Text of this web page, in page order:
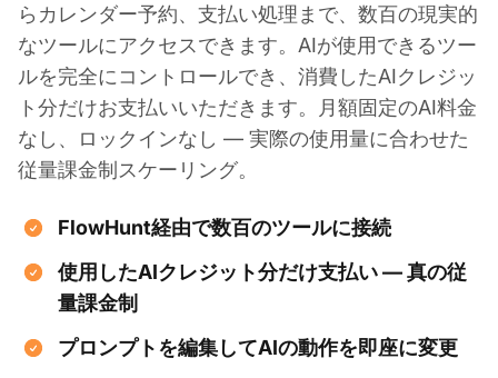
らカレンダー予約、支払い処理まで、数百の現実的
なツールにアクセスできます。AIが使用できるツー
ルを完全にコントロールでき、消費したAIクレジッ
ト分だけお支払いいただきます。月額固定のAI料金
なし、ロックインなし — 実際の使用量に合わせた
従量課金制スケーリング。
FlowHunt経由で数百のツールに接続
使用したAIクレジット分だけ支払い — 真の従
量課金制
プロンプトを編集してAIの動作を即座に変更